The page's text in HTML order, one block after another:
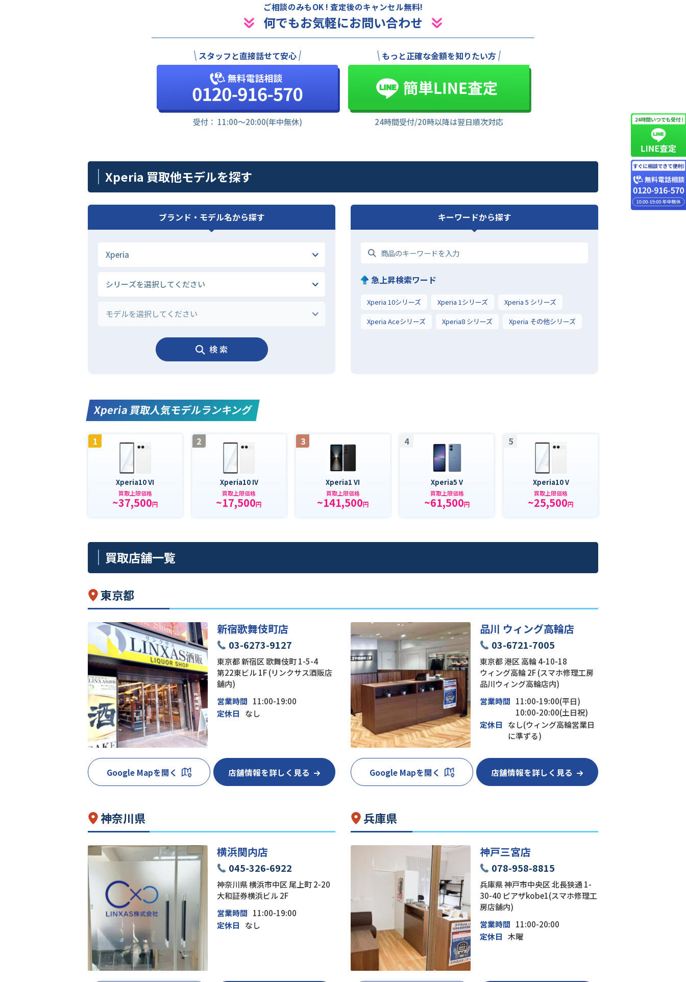
ご相談のみもOK ! 査定後のキャンセル無料!
何でもお気軽にお問い合わせ
スタッフと直接話せて安心
受付： 11:00〜20:00(年中無休)
もっと正確な金額を知りたい方
24時間受付/20時以降は翌日順次対応
Xperia 買取他モデルを探す
ブランド・モデル名から探す キーワードから探す
検 索
急上昇検索ワード
Xperia 10シリーズ Xperia 1シリーズ
Xperia 5 シリーズ
Xperia Aceシリーズ
Xperia8 シリーズ Xperia その他シリーズ
Xperia 買取人気モデルランキング
1
Xperia10 VI
買取上限価格
~37,500円
2
Xperia10 IV
買取上限価格
~17,500円
3
Xperia1 VI
買取上限価格
~141,500円
4
Xperia5 V
買取上限価格
~61,500円
5
Xperia10 V
買取上限価格
~25,500円
買取店舗一覧
東京都
新宿歌舞伎町店
03-6273-9127
東京都 新宿区 歌舞伎町 1-5-4
第22東ビル 1F (リンクサス酒販店
舗内)
営業時間 11:00-19:00
定休日
なし
Google Mapを開く 店舗情報を詳しく見る
品川 ウィング高輪店
03-6721-7005
東京都 港区 高輪 4-10-18
ウィング高輪 2F (スマホ修理工房
品川ウィング高輪店内)
営業時間 11:00-19:00(平日)
10:00-20:00(土日祝)
定休日
なし(ウィング高輪営業日
に準ずる)
Google Mapを開く 店舗情報を詳しく見る
神奈川県
横浜関内店
045-326-6922
神奈川県 横浜市中区 尾上町 2-20
大和証券横浜ビル 2F
営業時間 11:00-19:00
定休日
なし
兵庫県
神戸三宮店
078-958-8815
兵庫県 神戸市中央区 北長狭通 1-
30-40 ピアザkobe1(スマホ修理工
房店舗内)
営業時間 11:00-20:00
定休日 木曜